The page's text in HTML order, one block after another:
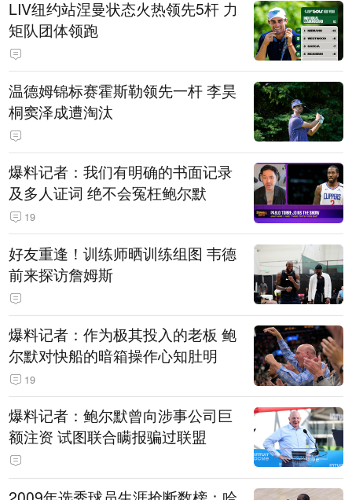
LIV纽约站涅曼状态火热领先5杆 力
矩队团体领跑
温德姆锦标赛霍斯勒领先一杆 李昊
桐窦泽成遭淘汰
爆料记者：我们有明确的书面记录
及多人证词 绝不会冤枉鲍尔默
19
好友重逢！训练师晒训练组图 韦德
前来探访詹姆斯
爆料记者：作为极其投入的老板 鲍
尔默对快船的暗箱操作心知肚明
19
爆料记者：鲍尔默曾向涉事公司巨
额注资 试图联合瞒报骗过联盟